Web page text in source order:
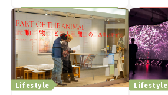
Lifestyle Lifestyle